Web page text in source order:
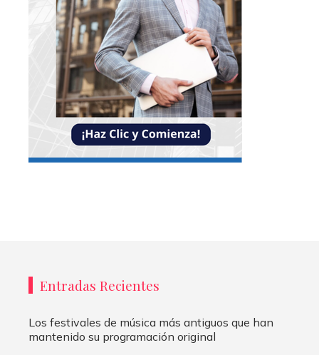
Entradas Recientes
Los festivales de música más antiguos que han
mantenido su programación original